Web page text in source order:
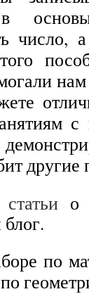
нам
другие
статьи о
по